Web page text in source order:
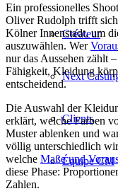
Créateur
Next
Clients
Équipe CM
Ein professionelles
Oliver Rudolph trifft
Kölner Innenstadt, um
auszuwählen. Wer
nur das Aussehen zählt
Fähigkeit, Kleidung
entscheidend.
Die Auswahl der
erklärt, welche Farben
Muster ablenken und
völlig unterschiedlich
welche Maße und
diese Phase:
Zahlen.